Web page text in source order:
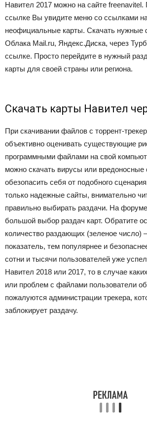
Навител 2017 можно на сайте
ссылке Вы увидите меню со ссылками
неофициальные карты. Скачать
Облака Mail.ru, Яндекс.Диска, через
ссылке. Просто перейдите в нужный
карты для своей страны или региона.
Скачать карты Навител
При скачивании файлов с торрент-
объективно оценивать существующие
программными файлами на свой
можно скачать вирусы или
обезопасить себя от подобного
только надежные сайты, внимательно
правильно выбирать раздачи. На
большой выбор раздач карт. Обратите
количество раздающих (зеленое число)
показатель, тем популярнее и
сотни и тысячи пользователей уже
Навител 2018 или 2017, то в случае
или проблем с файлами пользователи
пожалуются администрации трекера,
заблокирует раздачу.